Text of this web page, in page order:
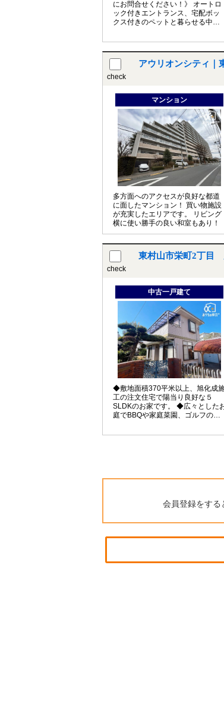
にお問合せください！》 オートロ
ック付きエントランス、宅配ボッ
クス付きのペットと暮らせる中古
check
アウリオンシティ｜
マンション
多方面へのアクセスが良好な都道
に面したマンション！ 買い物施設
が充実したエリアです。 リビング
横に使い勝手の良い和室もあり！
check
東村山市栄町2丁目
中古一戸建て
◆敷地面積370平米以上、旭化成
工の注文住宅で陽当り良好な５
SLDKのお家です。 ◆広々とした
庭でBBQや家庭菜園、ゴルフの練
会員登録をする